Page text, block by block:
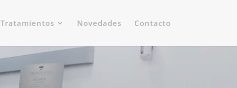
Tratamientos Novedades Contacto